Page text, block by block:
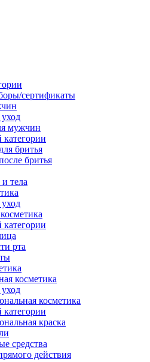
сертификаты
мужчин
категории
бритья
бритья
тела
категории
рта
косметика
косметика
категории
краска
средства
действия